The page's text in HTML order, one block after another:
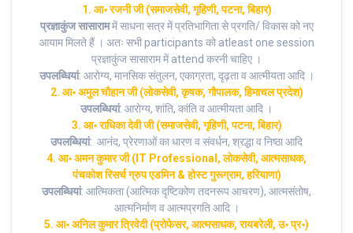
1. आ॰ रजनी जी (समाजसेवी, गृहिणी, पटना, बिहार)
प्रज्ञाकुंज सासाराममें साधना सत्र में प्रतिभागिता से प्रगति/ विकास को नए
आयाम मिलते हैं । अतः सभी participants को atleast one session
प्रज्ञाकुंज सासाराम में attend करनी चाहिए ।
उपलब्धियां: आरोग्य, मानसिक संतुलन, एकाग्रता, दृढ़ता व आत्मीयता आदि ।
2. आ॰ अमुल चौहान जी (लोकसेवी, कृषक, गौपालक, हिमाचल प्रदेश)
उपलब्धियां: आरोग्य, शांति, कांति व आत्मीयता आदि ।
3. आ॰ राधिका देवी जी (समाजसेवी, गृहिणी, पटना, बिहार)
उपलब्धियां: आनंद, प्रेरणाओं का धारण व संवर्धन, श्रद्धा व निष्ठा आदि
4. आ॰ अमन कुमार जी (IT Professional, लोकसेवी, आत्मसाधक,
पंचकोश रिसर्च ग्रुप एडमिन & होस्ट गुरूग्राम, हरियाणा)
उपलब्धियां: आत्मिकता (आत्मिक दृष्टिकोण तदनरूप आचरण), आत्मसंतोष,
आत्मनिर्माण व आत्मप्रगति आदि ।
5. आ॰ अनिल कुमार त्रिवेदी (प्रोफेसर, आत्मसाधक, रायबरेली, उ॰ प्र॰)